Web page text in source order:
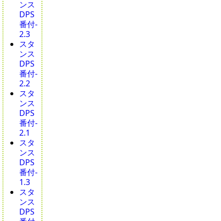
ンス
DPS
番付-
2.3
スタ
ンス
DPS
番付-
2.2
スタ
ンス
DPS
番付-
2.1
スタ
ンス
DPS
番付-
1.3
スタ
ンス
DPS